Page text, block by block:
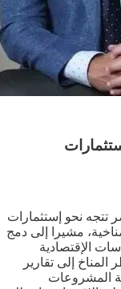
تتجه نحو إستثمارات
مشيرا إلى دمج
الإقتصادية
إلى تقارير
المشروعات